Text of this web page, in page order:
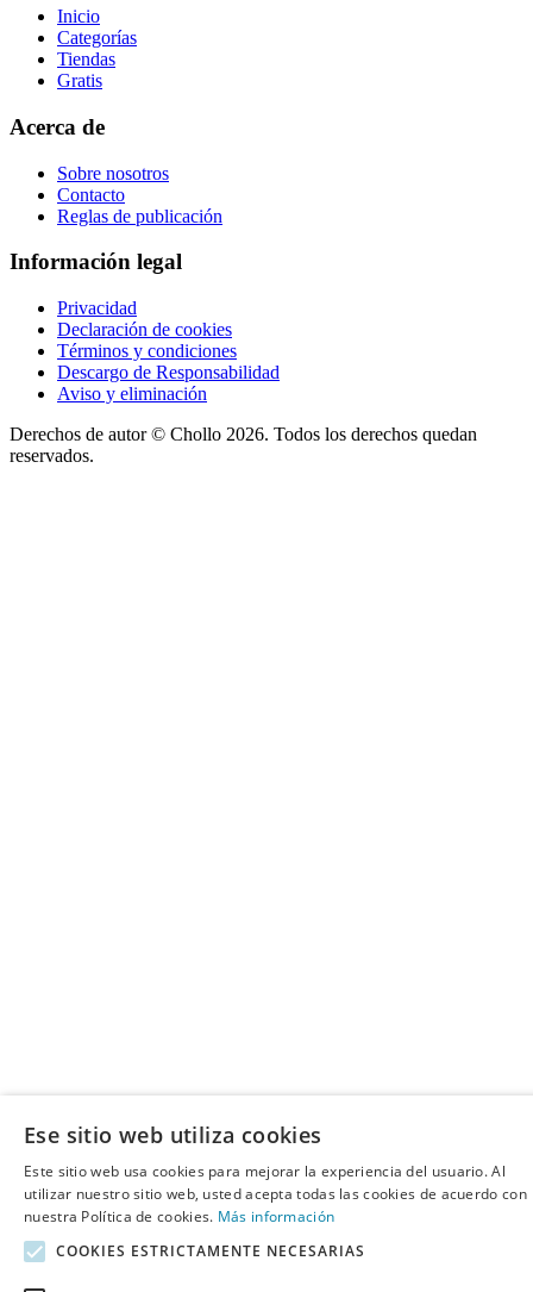
Inicio
Categorías
Tiendas
Gratis
Acerca de
Sobre nosotros
Contacto
Reglas de publicación
Información legal
Privacidad
Declaración de cookies
Términos y condiciones
Descargo de Responsabilidad
Aviso y eliminación
Derechos de autor © Chollo 2026. Todos los derechos quedan
reservados.
Ese sitio web utiliza cookies
Este sitio web usa cookies para mejorar la experiencia del usuario. Al
utilizar nuestro sitio web, usted acepta todas las cookies de acuerdo con
nuestra Política de cookies. Más información
COOKIES ESTRICTAMENTE NECESARIAS